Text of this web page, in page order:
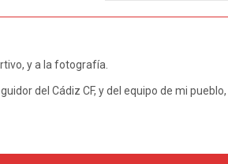
y a la fotografía.
del Cádiz CF, y del equipo de mi pueblo,